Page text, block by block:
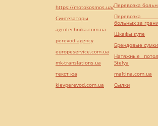
https://motokosmos.ua/
Синтезаторы
agrotechnika.com.ua
perevod.agency
europeservice.com.ua
mk-translations.ua
текст юа
kievperevod.com.ua
Перевозка
Перевозка
больных за
Шкафы купе
Брендовые сумки
Натяжные
Stelya
maltina.com.ua
Cылки